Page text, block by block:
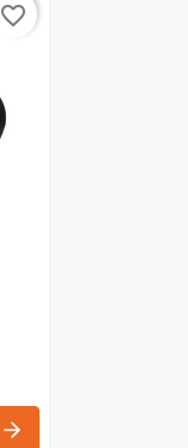
favorite_border